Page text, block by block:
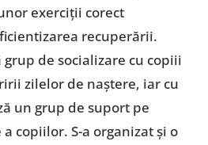
exerciții corect
recuperării.
grup de socializare cu copiii
zilelor de naștere, iar cu
un grup de suport pe
copiilor. S-a organizat și o